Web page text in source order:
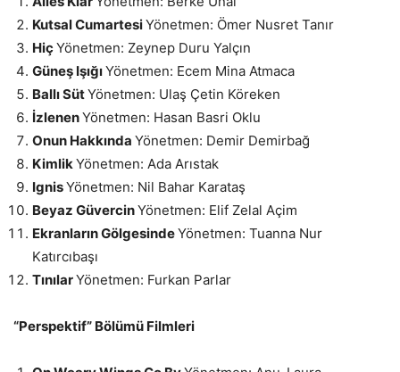
Kutsal CumartesiYönetmen: Ömer Nusret Tanır
HiçYönetmen: Zeynep Duru Yalçın
Güneş IşığıYönetmen: Ecem Mina Atmaca
Ballı SütYönetmen: Ulaş Çetin Köreken
İzlenenYönetmen: Hasan Basri Oklu
Onun Hakkında Yönetmen: Demir Demirbağ
Kimlik Yönetmen: Ada Arıstak
IgnisYönetmen: Nil Bahar Karataş
Beyaz GüvercinYönetmen: Elif Zelal Açim
Ekranların GölgesindeYönetmen: Tuanna Nur
Katırcıbaşı
TınılarYönetmen: Furkan Parlar
“Perspektif” Bölümü Filmleri